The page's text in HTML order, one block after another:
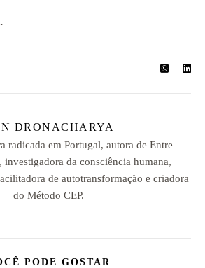
DRONACHARYA
radicada em Portugal, autora de Entre
investigadora da consciência humana,
de autotransformação e criadora
do Método CEP.
PODE GOSTAR